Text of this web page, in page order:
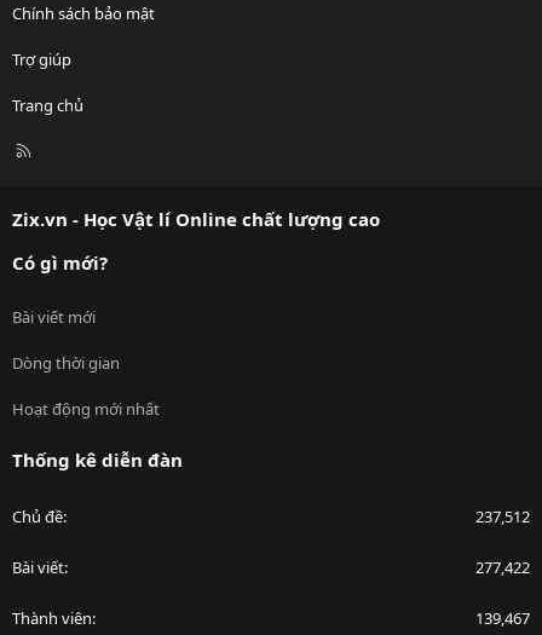
Chính sách bảo mật
Trợ giúp
Trang chủ
R
Zix.vn - Học Vật lí Online chất lượng cao
Có gì mới?
Bài viết mới
Dòng thời gian
Hoạt động mới nhất
Thống kê diễn đàn
Chủ đề 237,512
Bài viết 277,422
Thành viên 139,467